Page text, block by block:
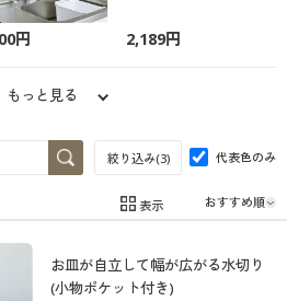
販すべて
ク
円 2,189円
もっと見る
絞り込み(3) 代表色のみ
ある商品のみ表示
表示
お皿が自立して幅が広がる水切り
(小物ポケット付き)